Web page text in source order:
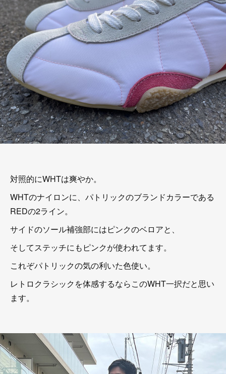
対照的にWHTは爽やか。
WHTのナイロンに、パトリックのブランドカラーである
REDの2ライン。
サイドのソール補強部にはピンクのベロアと、
そしてステッチにもピンクが使われてます。
これぞパトリックの気の利いた色使い。
レトロクラシックを体感するならこのWHT一択だと思い
ます。